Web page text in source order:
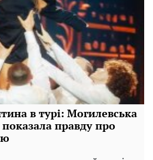
в турі: Могилевська
правду про